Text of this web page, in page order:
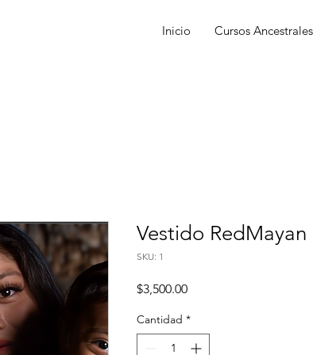
Inicio Cursos Ancestrales
Vestido RedMayan
SKU: 1
$3,500.00Precio
Cantidad *